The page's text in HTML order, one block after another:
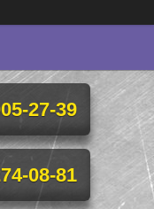
27-39
08-81